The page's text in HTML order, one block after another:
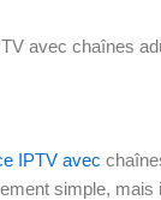
avec chaînes
IPTV avec
simple, mais